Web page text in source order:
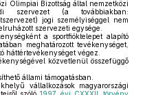
Olimpiai Bizottság által nemzetközi
szervezet (a továbbiakban:
jogi személyiséggel nem
szervezeti egysége.
a sportfióktelepet alapító
meghatározott tevékenységet,
háttértevékenységet végez.
közvetlenül összefüggő
állami támogatásban.
vállalkozások magyarországi